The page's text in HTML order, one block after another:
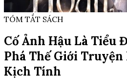
TÓM TẮT SÁCH
Cố Ảnh Hậu Là Tiểu
Phá Thế Giới
Kịch Tính